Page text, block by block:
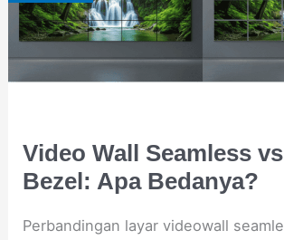
Video Wall Seamless
Bezel: Apa Bedanya?
Perbandingan layar videowall
vs.
Narrow